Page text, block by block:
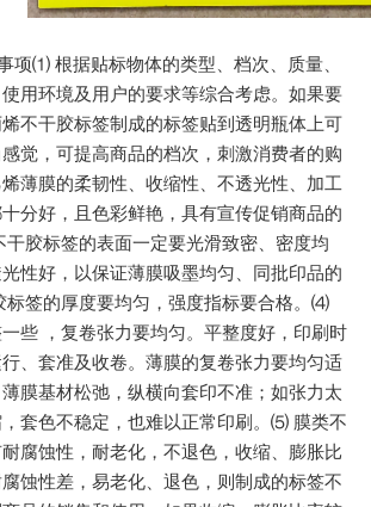
项⑴ 根据贴标物体的类型、档次、质量、
用环境及用户的要求等综合考虑。如果要
不干胶标签制成的标签贴到透明瓶体上可
觉，可提高商品的档次，刺激消费者的购
薄膜的柔韧性、收缩性、不透光性、加工
分好，且色彩鲜艳，具有宣传促销商品的
胶标签的表面一定要光滑致密、密度均
性好，以保证薄膜吸墨均匀、同批印品的
签的厚度要均匀，强度指标要合格。⑷
些 ，复卷张力要均匀。平整度好，印刷时
、套准及收卷。薄膜的复卷张力要均匀适
膜基材松弛，纵横向套印不准；如张力太
套色不稳定，也难以正常印刷。⑸ 膜类不
腐蚀性，耐老化，不退色，收缩、膨胀比
蚀性差，易老化、退色，则制成的标签不